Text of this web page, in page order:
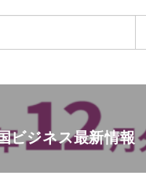
ビジネス最新情報